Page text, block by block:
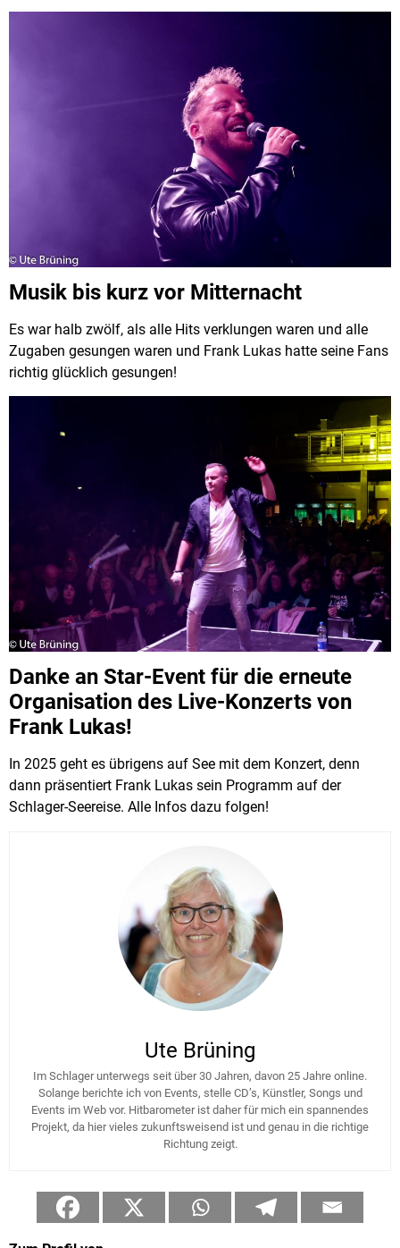
Musik bis kurz vor Mitternacht
Es war halb zwölf, als alle Hits verklungen waren und alle
Zugaben gesungen waren und Frank Lukas hatte seine Fans
richtig glücklich gesungen!
Danke an Star-Event für die erneute
Organisation des Live-Konzerts von
Frank Lukas!
In 2025 geht es übrigens auf See mit dem Konzert, denn
dann präsentiert Frank Lukas sein Programm auf der
Schlager-Seereise. Alle Infos dazu folgen!
Ute Brüning
Im Schlager unterwegs seit über 30 Jahren, davon 25 Jahre online.
Solange berichte ich von Events, stelle CD’s, Künstler, Songs und
Events im Web vor. Hitbarometer ist daher für mich ein spannendes
Projekt, da hier vieles zukunftsweisend ist und genau in die richtige
Richtung zeigt.